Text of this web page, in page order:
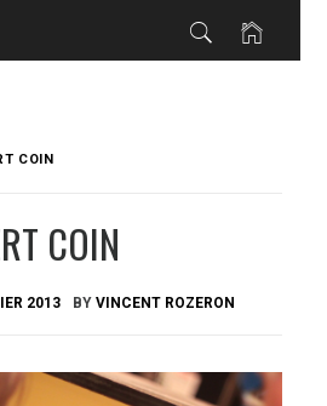
COIN
COIN
2013 BYVINCENT ROZERON